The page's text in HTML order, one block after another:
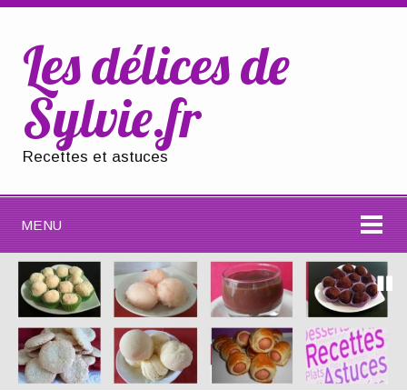
Les délices de
Sylvie.fr
Recettes et astuces
MENU